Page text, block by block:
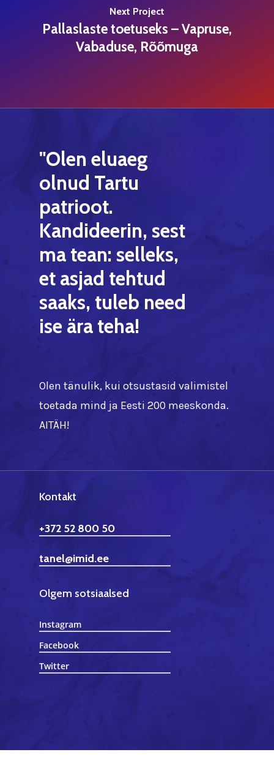
Next Project
Pallaslaste toetuseks – Vapruse,
Vabaduse, Rõõmuga
"Olen eluaeg
olnud Tartu
patrioot.
Kandideerin, sest
matean: selleks,
et asjad tehtud
saaks, tuleb need
ise ärateha!
Olen tänulik, kui otsustasid valimistel
toetada mind ja Eesti 200 meeskonda.
AITÄH!
Kontakt
+372 52 800 50
tanel@imid.ee
Olgem sotsiaalsed
Instagram
Facebook
Twitter